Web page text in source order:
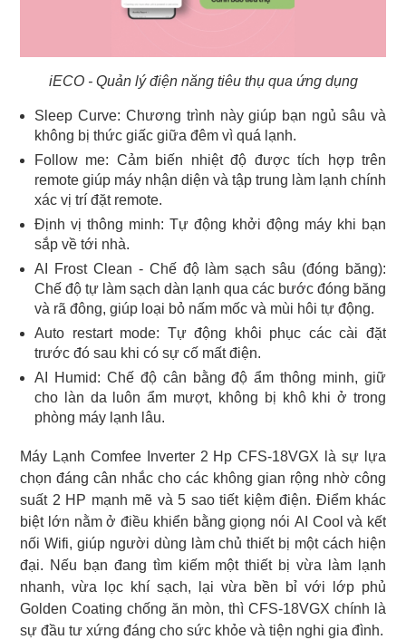
iECO - Quản lý điện năng tiêu thụ qua ứng dụng
Sleep Curve: Chương trình này giúp bạn ngủ sâu và
không bị thức giấc giữa đêm vì quá lạnh.
Follow me: Cảm biến nhiệt độ được tích hợp trên
remote giúp máy nhận diện và tập trung làm lạnh chính
xác vị trí đặt remote.
Định vị thông minh: Tự động khởi động máy khi bạn
sắp về tới nhà.
AI Frost Clean - Chế độ làm sạch sâu (đóng băng):
Chế độ tự làm sạch dàn lạnh qua các bước đóng băng
và rã đông, giúp loại bỏ nấm mốc và mùi hôi tự động.
Auto restart mode: Tự động khôi phục các cài đặt
trước đó sau khi có sự cố mất điện.
AI Humid: Chế độ cân bằng độ ẩm thông minh, giữ
cho làn da luôn ẩm mượt, không bị khô khi ở trong
phòng máy lạnh lâu.
Máy Lạnh Comfee Inverter 2 Hp CFS-18VGX là sự lựa
chọn đáng cân nhắc cho các không gian rộng nhờ công
suất 2 HP mạnh mẽ và 5 sao tiết kiệm điện. Điểm khác
biệt lớn nằm ở điều khiển bằng giọng nói AI Cool và kết
nối Wifi, giúp người dùng làm chủ thiết bị một cách hiện
đại. Nếu bạn đang tìm kiếm một thiết bị vừa làm lạnh
nhanh, vừa lọc khí sạch, lại vừa bền bỉ với lớp phủ
Golden Coating chống ăn mòn, thì CFS-18VGX chính là
sự đầu tư xứng đáng cho sức khỏe và tiện nghi gia đình.